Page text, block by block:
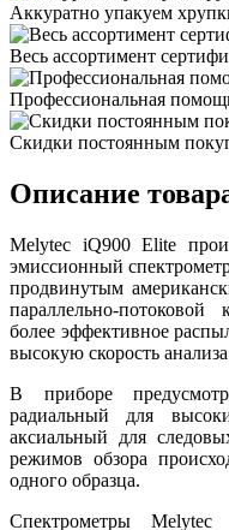
Аккуратно упакуем
Весь ассортимент
Профессиональная
Скидки постоянным
Описание
Melytec iQ900 Elite
эмиссионный
продвинутым
параллельно-
более эффективное
высокую скорость
В приборе
радиальный для
аксиальный для
режимов обзора
одного образца.
Спектрометры